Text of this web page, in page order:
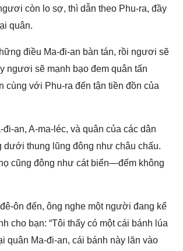
còn lo sợ, thì dẫn theo Phu-ra, đầy
quân.
điều Ma-đi-an bàn tán, rồi ngươi sẽ
ngươi sẽ mạnh bạo đem quân tấn
cùng với Phu-ra đến tận tiền đồn của
đi-an, A-ma-léc, và quân của các dân
dưới thung lũng đông như châu chấu.
cũng đông như cát biển—đếm không
ôn đến, ông nghe một người đang kể
cho bạn: “Tôi thấy có một cái bánh lúa
quân Ma-đi-an, cái bánh này lăn vào